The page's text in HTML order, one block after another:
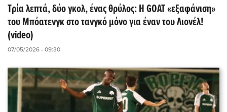
Τρία λεπτά, δύο γκολ, ένας θρύλος: Η GOAT «εξαφάνιση»
του Μπόατενγκ στο τανγκό μόνο για έναν του Λιονέλ!
(video)
07/05/2026 - 09:30